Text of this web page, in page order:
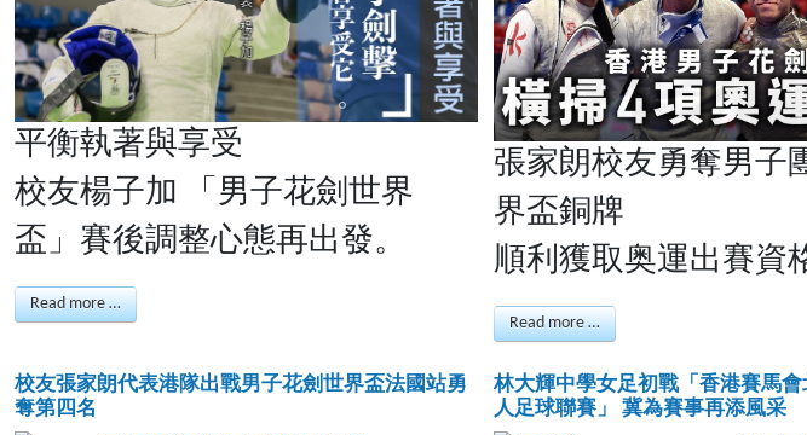
平衡執著與享受
校友楊子加 「男子花劍世界
盃」賽後調整心態再出發。
Read more …
張家朗校友勇奪男子
界盃銅牌
順利獲取奥運出賽資
Read more …
校友張家朗代表港隊出戰男子花劍世界盃法國站勇
奪第四名
林大輝中學女足初戰「香港賽馬
人足球聯賽」 冀為賽事再添風采